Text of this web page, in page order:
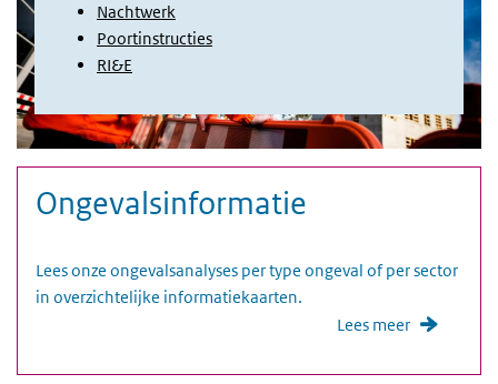
Media trefwoorden
Foto
Nachtwerk
Poortinstructies
RI&E
Ongevalsinformatie
Lees onze ongevalsanalyses per type ongeval of per sector
in overzichtelijke informatiekaarten.
Lees meer